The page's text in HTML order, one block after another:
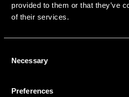
provided to them or that they’ve
of their services.
Selection
Necessary
Preferences
Kontakt os
Staffanstorpsvägen 115